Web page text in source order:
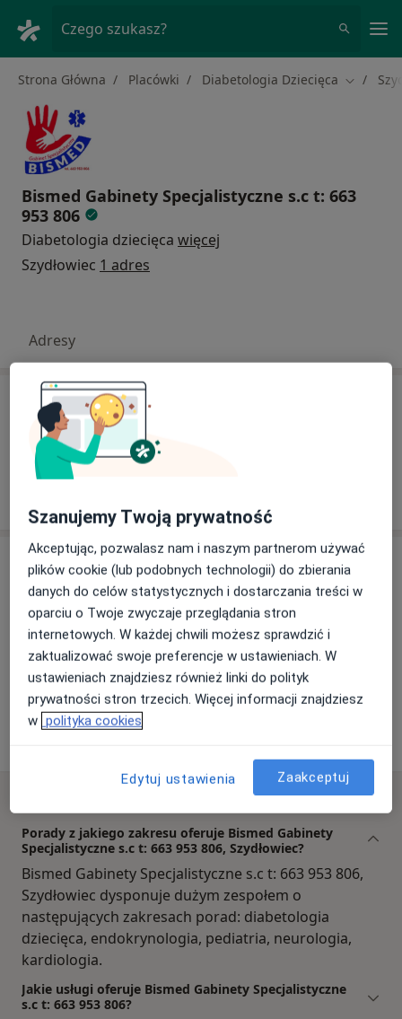
Czego szukasz?
Strona Główna Placówki Diabetologia Dziecięca Zmień
Bismed Gabinety Specjalistyczne s.c t: 663
953 806
Diabetologia dziecięca więcej
Szydłowiec 1 adres
Adresy
Zobacz inne placówki
Kogo szukasz?
Pediatra
Szukaj innej specjalizacji
Adres
Powiększ mapę
Bismed Gabinety Specjalistyczne s.c t: 663 953 806
KOŚCIUSZKI 204, 26-500 Szydłowiec
Porady z jakiego zakresu oferuje Bismed Gabinety
Specjalistyczne s.c t: 663 953 806, Szydłowiec?
Bismed Gabinety Specjalistyczne s.c t: 663 953 806,
Szydłowiec dysponuje dużym zespołem o
następujących zakresach porad: diabetologia
dziecięca, endokrynologia, pediatria, neurologia,
kardiologia.
Jakie usługi oferuje Bismed Gabinety Specjalistyczne
s.c t: 663 953 806?
Szanujemy Twoją prywatność
Akceptując, pozwalasz nam i naszym partnerom używać
plików cookie (lub podobnych technologii) do zbierania
danych do celów statystycznych i dostarczania treści w
oparciu o Twoje zwyczaje przeglądania stron
internetowych. W każdej chwili możesz sprawdzić i
zaktualizować swoje preferencje w ustawieniach. W
ustawieniach znajdziesz również linki do polityk
prywatności stron trzecich. Więcej informacji znajdziesz
w polityka cookies
Edytuj ustawienia Zaakceptuj